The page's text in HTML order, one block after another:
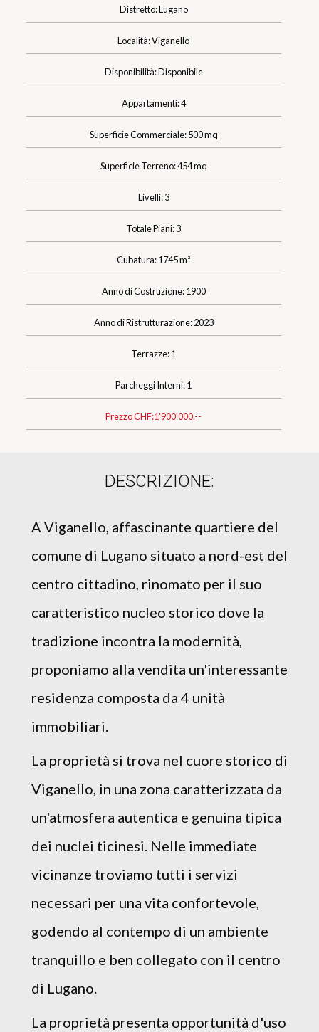
Distretto: Lugano
Località: Viganello
Disponibilità: Disponibile
Appartamenti: 4
Superficie Commerciale: 500 mq
Superficie Terreno: 454 mq
Livelli: 3
Totale Piani: 3
Cubatura: 1745 m³
Anno di Costruzione: 1900
Anno di Ristrutturazione: 2023
Terrazze: 1
Parcheggi Interni: 1
Prezzo CHF:1'900'000.--
DESCRIZIONE:
A Viganello, affascinante quartiere del
comune di Lugano situato a nord-est del
centro cittadino, rinomato per il suo
caratteristico nucleo storico dove la
tradizione incontra la modernità,
proponiamo alla vendita un'interessante
residenza composta da 4 unità
immobiliari.
La proprietà si trova nel cuore storico di
Viganello, in una zona caratterizzata da
un'atmosfera autentica e genuina tipica
dei nuclei ticinesi. Nelle immediate
vicinanze troviamo tutti i servizi
necessari per una vita confortevole,
godendo al contempo di un ambiente
tranquillo e ben collegato con il centro
di Lugano.
La proprietà presenta opportunità d'uso